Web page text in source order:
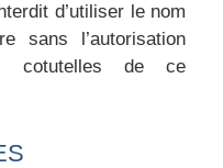
d’utiliser le nom
sans l’autorisation
cotutelles de ce